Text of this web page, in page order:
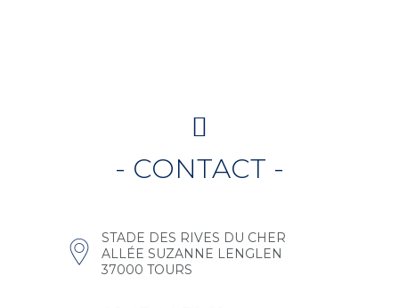
- CONTACT -
STADE DES RIVES DU CHER
ALLÉE SUZANNE LENGLEN
37000 TOURS